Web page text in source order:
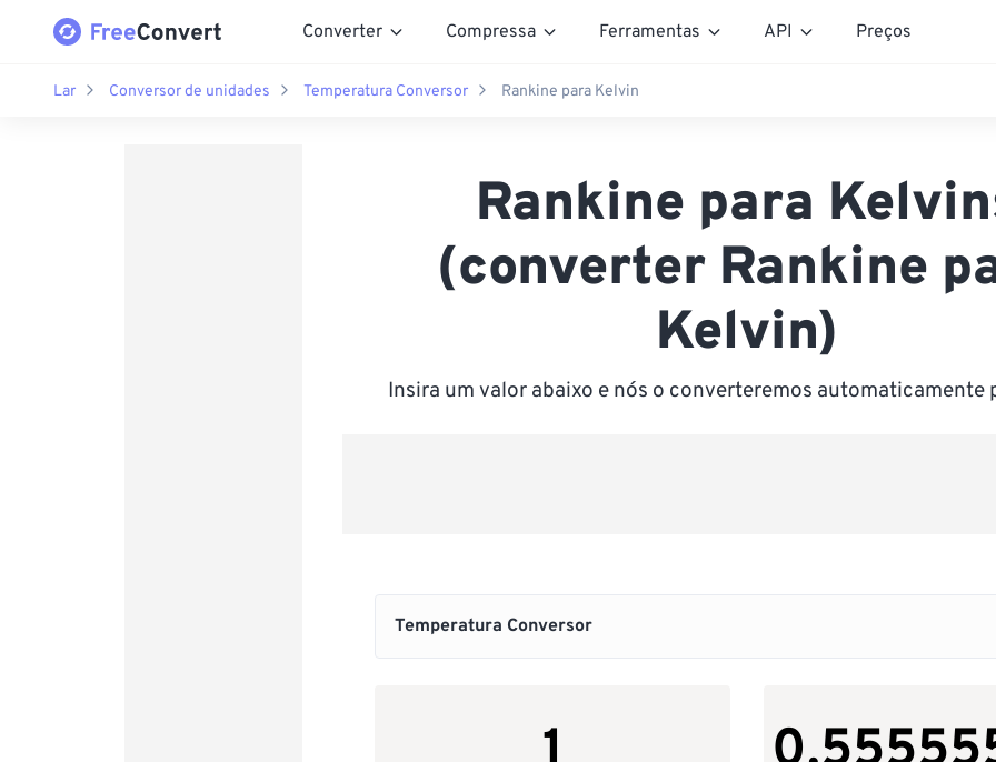
Converter Compressa Ferramentas API Preços
Lar Conversor de unidades Temperatura Conversor Rankine para Kelvin
Rankine para
(converter Rankine
Kelvin)
Insira um valor abaixo e nós o converteremos automaticamente